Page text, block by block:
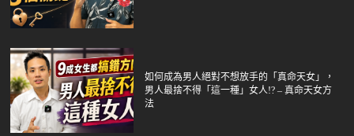
如何成為男人絕對不想放手的「真命天女」，
男人最捨不得「這一種」女人!? – 真命天女方
法